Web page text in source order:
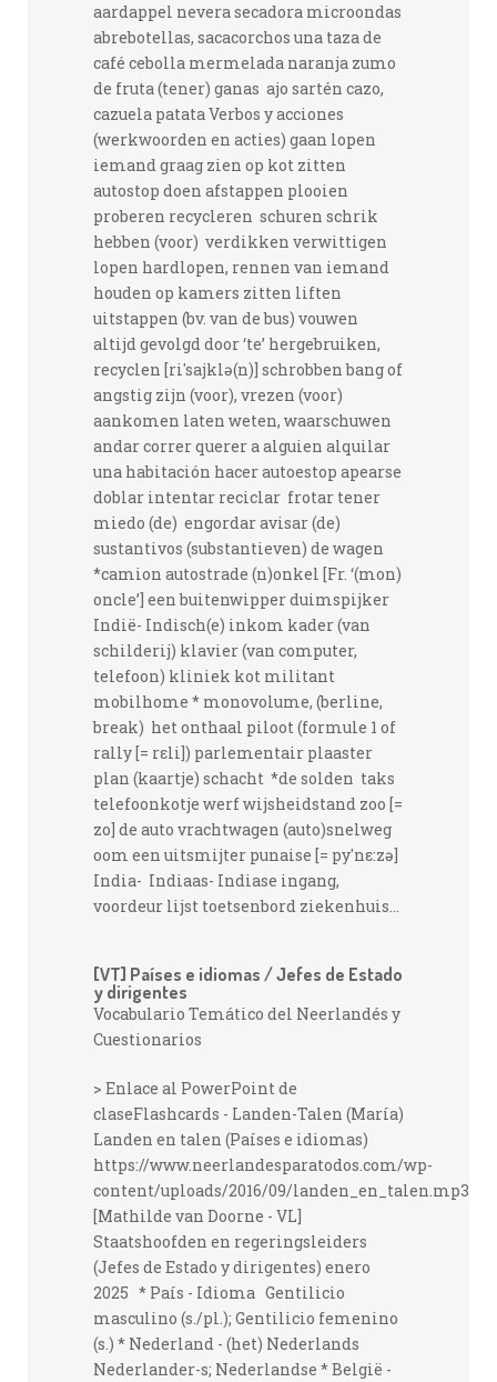
aardappel nevera secadora microondas
abrebotellas, sacacorchos una taza de
café cebolla mermelada naranja zumo
de fruta (tener) ganas ajo sartén cazo,
cazuela patata Verbos y acciones
(werkwoorden en acties) gaan lopen
iemand graag zien op kot zitten
autostop doen afstappen plooien
proberen recycleren schuren schrik
hebben (voor) verdikken verwittigen
lopen hardlopen, rennen van iemand
houden op kamers zitten liften
uitstappen (bv. van de bus) vouwen
altijd gevolgd door ‘te’ hergebruiken,
recyclen [ri'sajklə(n)] schrobben bang of
angstig zijn (voor), vrezen (voor)
aankomen laten weten, waarschuwen
andar correr querer a alguien alquilar
una habitación hacer autoestop apearse
doblar intentar reciclar frotar tener
miedo (de) engordar avisar (de)
sustantivos (substantieven) de wagen
*camion autostrade (n)onkel [Fr. ‘(mon)
oncle’] een buitenwipper duimspijker
Indië- Indisch(e) inkom kader (van
schilderij) klavier (van computer,
telefoon) kliniek kot militant
mobilhome * monovolume, (berline,
break) het onthaal piloot (formule 1 of
rally [= rεli]) parlementair plaaster
plan (kaartje) schacht *de solden taks
telefoonkotje werf wijsheidstand zoo [=
zo] de auto vrachtwagen (auto)snelweg
oom een uitsmijter punaise [= py'nε:zə]
India- Indiaas- Indiase ingang,
voordeur lijst toetsenbord ziekenhuis...
[VT] Países e idiomas / Jefes de Estado
y dirigentes
Vocabulario Temático del Neerlandés y
Cuestionarios
> Enlace al PowerPoint de
claseFlashcards - Landen-Talen (María)
Landen en talen (Países e idiomas)
https://www.neerlandesparatodos.com/wp-
content/uploads/2016/09/landen_en_talen.mp3
[Mathilde van Doorne - VL]
Staatshoofden en regeringsleiders
(Jefes de Estado y dirigentes) enero
2025 * País - Idioma Gentilicio
masculino (s./pl.); Gentilicio femenino
(s.) * Nederland - (het) Nederlands
Nederlander-s; Nederlandse * België -